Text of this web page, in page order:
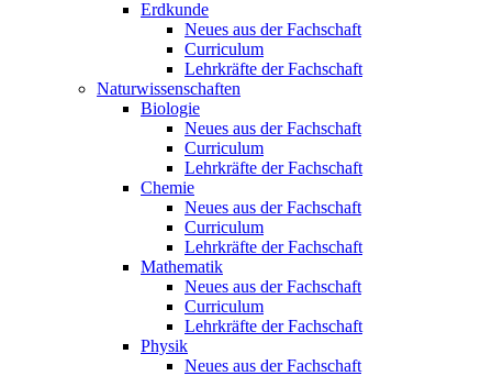
Erdkunde
Neues aus der Fachschaft
Curriculum
Lehrkräfte der Fachschaft
Naturwissenschaften
Biologie
Neues aus der Fachschaft
Curriculum
Lehrkräfte der Fachschaft
Chemie
Neues aus der Fachschaft
Curriculum
Lehrkräfte der Fachschaft
Mathematik
Neues aus der Fachschaft
Curriculum
Lehrkräfte der Fachschaft
Physik
Neues aus der Fachschaft